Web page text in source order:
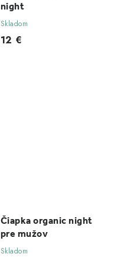
night
Skladom
12 €
Čiapka organic night
pre mužov
Skladom